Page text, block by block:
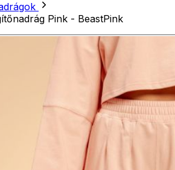
Pink - BeastPink